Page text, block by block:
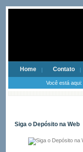
Home Contato
Você está aqui:
Siga o Depósito na Web